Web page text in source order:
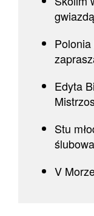
Edyta
Stu
V